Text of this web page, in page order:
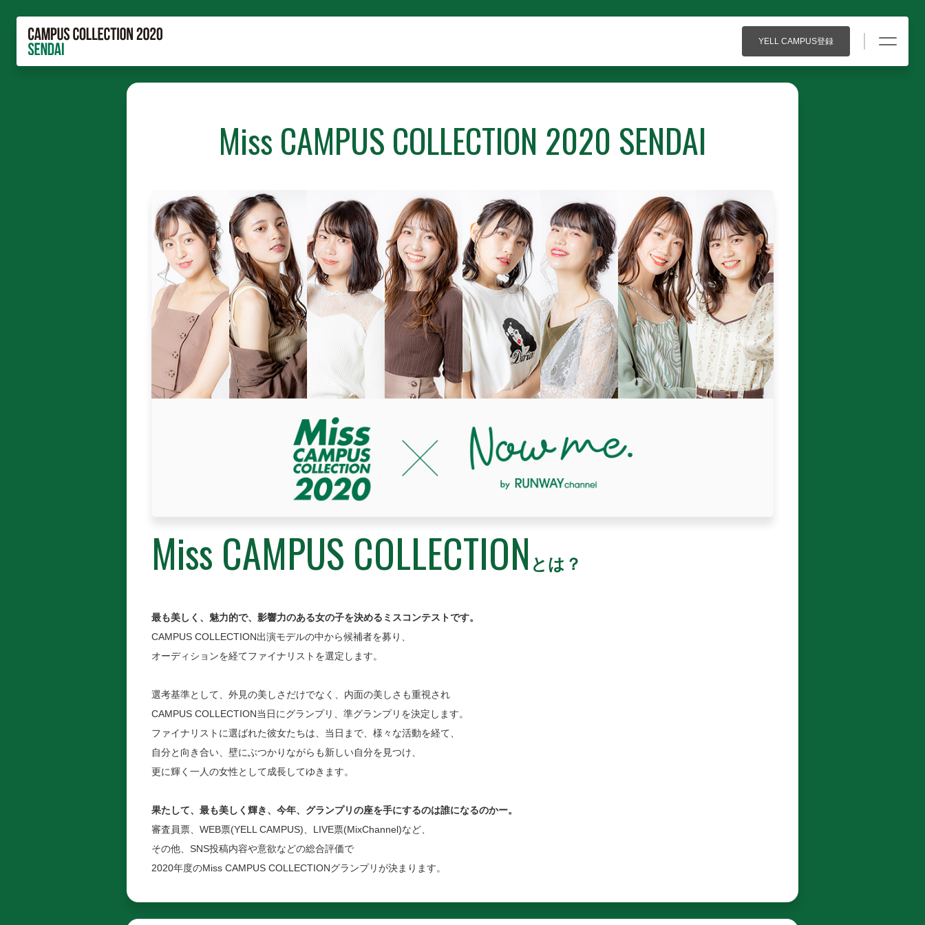
YELL CAMPUS登録
Miss CAMPUS COLLECTION 2020 SENDAI
Miss CAMPUS COLLECTION とは？
最も美しく、魅力的で、影響力のある女の子を決めるミスコンテストです。
CAMPUS COLLECTION出演モデルの中から候補者を募り、
オーディションを経てファイナリストを選定します。
選考基準として、外見の美しさだけでなく、内面の美しさも重視され
CAMPUS COLLECTION当日にグランプリ、準グランプリを決定します。
ファイナリストに選ばれた彼女たちは、当日まで、様々な活動を経て、
自分と向き合い、壁にぶつかりながらも新しい自分を見つけ、
更に輝く一人の女性として成長してゆきます。
果たして、最も美しく輝き、今年、グランプリの座を手にするのは誰になるのかー。
審査員票、WEB票(YELL CAMPUS)、LIVE票(MixChannel)など、
その他、SNS投稿内容や意欲などの総合評価で
2020年度のMiss CAMPUS COLLECTIONグランプリが決まります。